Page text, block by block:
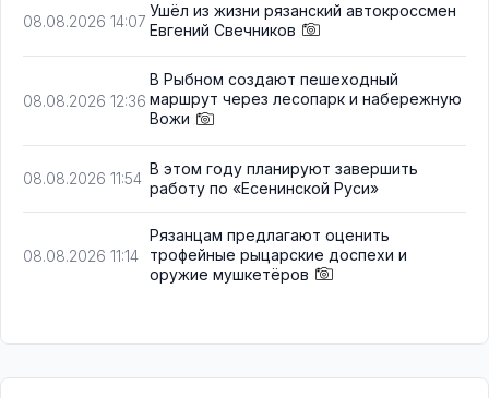
08.08.2026 14:07
Ушёл из жизни рязанский автокроссмен
Евгений Свечников
08.08.2026 12:36
В Рыбном создают пешеходный
маршрут через лесопарк и набережную
Вожи
08.08.2026 11:54
В этом году планируют завершить
работу по «Есенинской Руси»
08.08.2026 11:14
Рязанцам предлагают оценить
трофейные рыцарские доспехи и
оружие мушкетёров